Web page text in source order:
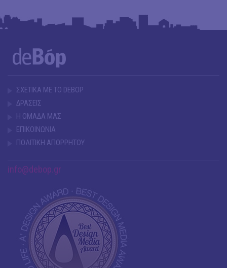
ΣΧΕΤΙΚΑ ΜΕ ΤΟ DEBOP
ΔΡΑΣΕΙΣ
Η ΟΜΑΔΑ ΜΑΣ
ΕΠΙΚΟΙΝΩΝΙΑ
ΠΟΛΙΤΙΚΗ ΑΠΟΡΡΗΤΟΥ
info@debop.gr